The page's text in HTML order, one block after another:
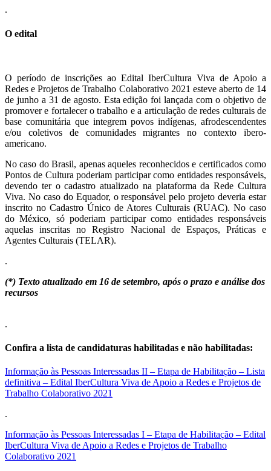
.
O edital
O período de inscrições ao Edital IberCultura Viva de Apoio a
Redes e Projetos de Trabalho Colaborativo 2021 esteve aberto de 14
de junho a 31 de agosto. Esta edição foi lançada com o objetivo de
promover e fortalecer o trabalho e a articulação de redes culturais de
base comunitária que integrem povos indígenas, afrodescendentes
e/ou coletivos de comunidades migrantes no contexto ibero-
americano.
No caso do Brasil, apenas aqueles reconhecidos e certificados como
Pontos de Cultura poderiam participar como entidades responsáveis,
devendo ter o cadastro atualizado na plataforma da Rede Cultura
Viva. No caso do Equador, o responsável pelo projeto deveria estar
inscrito no Cadastro Único de Atores Culturais (RUAC). No caso
do México, só poderiam participar como entidades responsáveis
aquelas inscritas no Registro Nacional de Espaços, Práticas e
Agentes Culturais (TELAR).
.
(*) Texto atualizado em 16 de setembro, após o prazo e análise dos
recursos
.
Confira a lista de candidaturas habilitadas e não habilitadas:
Informação às Pessoas Interessadas II – Etapa de Habilitação – Lista
definitiva – Edital IberCultura Viva de Apoio a Redes e Projetos de
Trabalho Colaborativo 2021
.
Informação às Pessoas Interessadas I – Etapa de Habilitação – Edital
IberCultura Viva de Apoio a Redes e Projetos de Trabalho
Colaborativo 2021